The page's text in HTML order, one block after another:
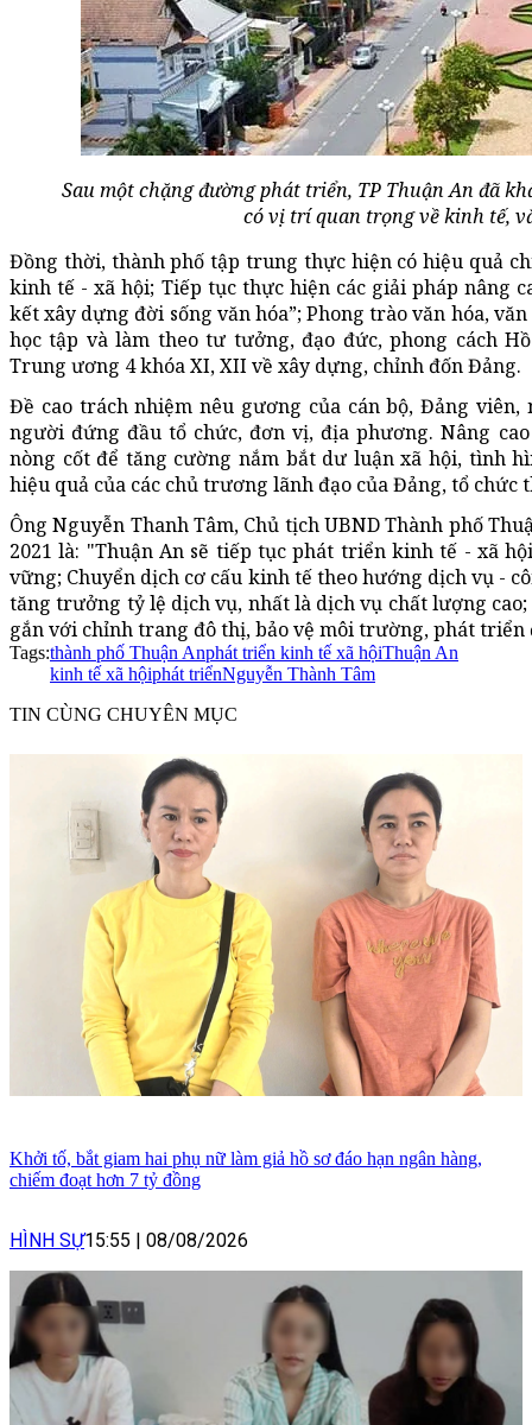
Sau một chặng đường phát triển, TP Thuận An đã
có vị trí quan trọng về kinh tế,
Đồng thời, thành phố tập trung thực hiện có hiệu quả
kinh tế - xã hội; Tiếp tục thực hiện các giải pháp nâng
kết xây dựng đời sống văn hóa”; Phong trào văn hóa,
học tập và làm theo tư tưởng, đạo đức, phong cách
Trung ương 4 khóa XI, XII về xây dựng, chỉnh đốn Đảng.
Đề cao trách nhiệm nêu gương của cán bộ, Đảng
người đứng đầu tổ chức, đơn vị, địa phương. Nâng
nòng cốt để tăng cường nắm bắt dư luận xã hội, tình
hiệu quả của các chủ trương lãnh đạo của Đảng, tổ chức
Ông Nguyễn Thanh Tâm, Chủ tịch UBND Thành phố
2021 là: "Thuận An sẽ tiếp tục phát triển kinh tế - xã
vững; Chuyển dịch cơ cấu kinh tế theo hướng dịch vụ -
tăng trưởng tỷ lệ dịch vụ, nhất là dịch vụ chất lượng
gắn với chỉnh trang đô thị, bảo vệ môi trường, phát
Tags:thành phố Thuận Anphát triển kinh tế xã hộiThuận An
kinh tế xã hộiphát triểnNguyễn Thành Tâm
TIN CÙNG CHUYÊN MỤC
Khởi tố, bắt giam hai phụ nữ làm giả hồ sơ đáo hạn ngân hàng,
chiếm đoạt hơn 7 tỷ đồng
HÌNH SỰ15:55 | 08/08/2026